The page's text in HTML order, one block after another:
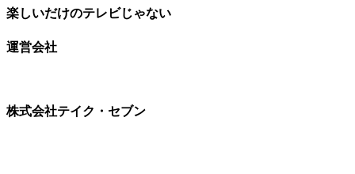
楽しいだけのテレビじゃない
運営会社
株式会社テイク・セブン